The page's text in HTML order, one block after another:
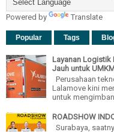
Powered by Translate
Popular Tags
Layanan Logistik
Jauh untuk
Perusahaan
Lalamove kini
untuk
ROADSHOW
Surabaya,